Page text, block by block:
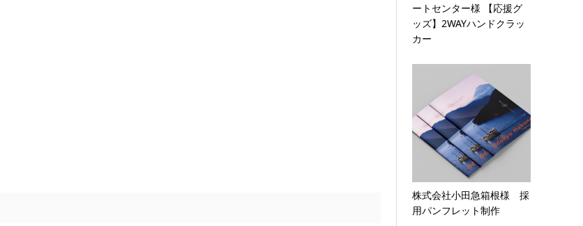
ートセンター様 【応援グ
ッズ】2WAYハンドクラッ
カー
株式会社小田急箱根様 採
用パンフレット制作